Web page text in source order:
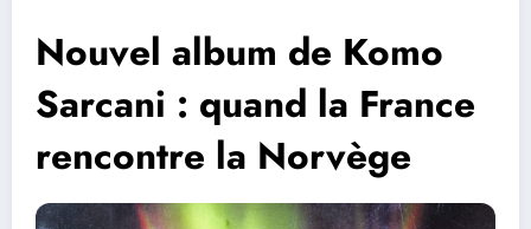
Nouvel album de Komo
Sarcani : quand la France
rencontre la Norvège